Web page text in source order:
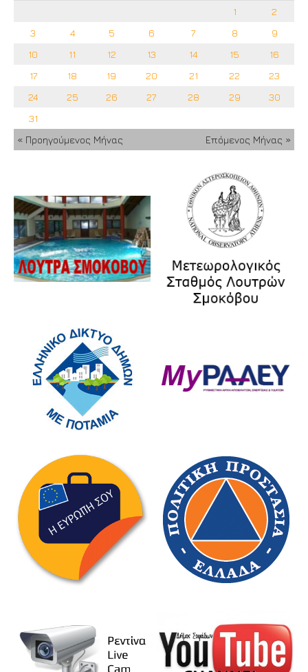
1
2
3
4 5 6 7 8
9
10
11 12 13 14 15
16
17
18 19 20 21 22
23
24
25 26 27 28 29
30
31
« Προηγούμενος Μήνας
Επόμενος Μήνας »